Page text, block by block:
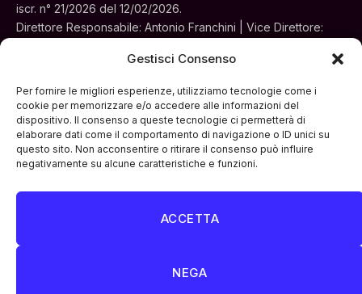
Gestisci Consenso
Per fornire le migliori esperienze, utilizziamo tecnologie come i
cookie per memorizzare e/o accedere alle informazioni del
dispositivo. Il consenso a queste tecnologie ci permetterà di
elaborare dati come il comportamento di navigazione o ID unici su
questo sito. Non acconsentire o ritirare il consenso può influire
negativamente su alcune caratteristiche e funzioni.
ACCETTA
NEGA
iscr. n° 21/2026 del 12/02/2026.
Direttore Responsabile: Antonio Franchini | Vice Direttore:
Sede legale: Via Silvestri, 195 - Roma.
Cinemedia Srl
FacebookInstagram